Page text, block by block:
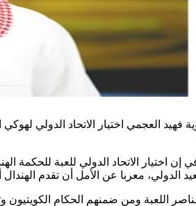
الاتحاد الدولي للعبة للحكمة
الدولي، معربا عن الأمل أن تقدم
اللعبة ومن ضمنهم الحكام الكويتيون